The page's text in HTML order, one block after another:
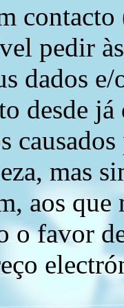
pedir
dados
desde
mas
aos
o favor